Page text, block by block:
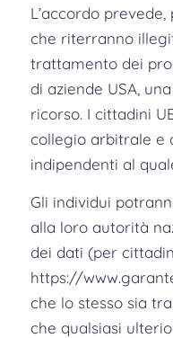
L’accordo
che riterranno
trattamento dei
di aziende USA,
ricorso. I cittadini
collegio arbitrale e
indipendenti al
Gli individui
alla loro autorità
dei dati (per
https://
che lo stesso sia
che qualsiasi